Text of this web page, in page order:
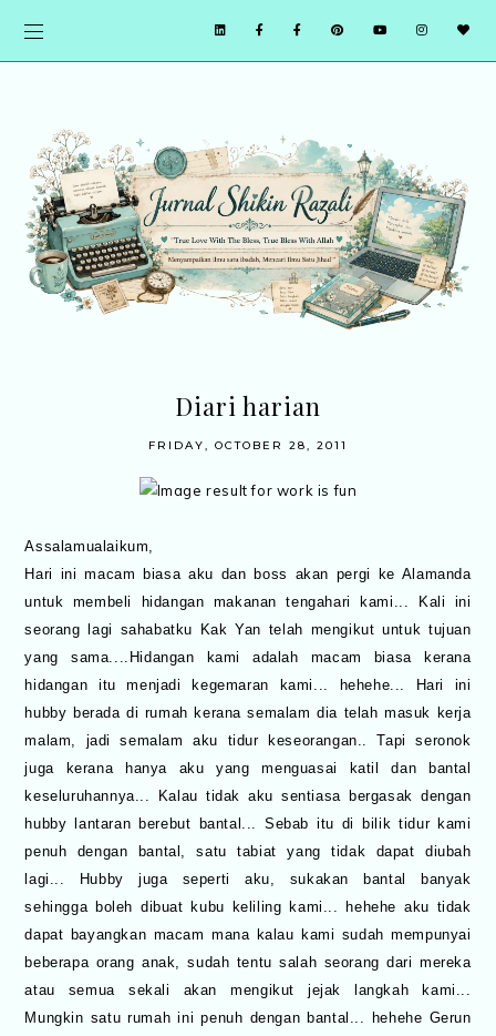
Diari harian
FRIDAY, OCTOBER 28, 2011
Assalamualaikum,
Hari ini macam biasa aku dan boss akan pergi ke Alamanda
untuk membeli hidangan makanan tengahari kami... Kali ini
seorang lagi sahabatku Kak Yan telah mengikut untuk tujuan
yang sama....Hidangan kami adalah macam biasa kerana
hidangan itu menjadi kegemaran kami... hehehe... Hari ini
hubby berada di rumah kerana semalam dia telah masuk kerja
malam, jadi semalam aku tidur keseorangan.. Tapi seronok
juga kerana hanya aku yang menguasai katil dan bantal
keseluruhannya... Kalau tidak aku sentiasa bergasak dengan
hubby lantaran berebut bantal... Sebab itu di bilik tidur kami
penuh dengan bantal, satu tabiat yang tidak dapat diubah
lagi... Hubby juga seperti aku, sukakan bantal banyak
sehingga boleh dibuat kubu keliling kami... hehehe aku tidak
dapat bayangkan macam mana kalau kami sudah mempunyai
beberapa orang anak, sudah tentu salah seorang dari mereka
atau semua sekali akan mengikut jejak langkah kami...
Mungkin satu rumah ini penuh dengan bantal... hehehe Gerun